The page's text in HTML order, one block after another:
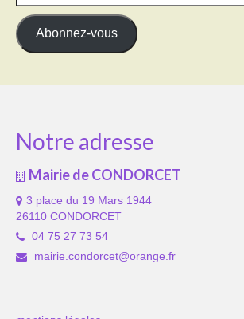
e-
mail
Abonnez-vous
Notre adresse
Mairie de CONDORCET
3 place du 19 Mars 1944
26110 CONDORCET
04 75 27 73 54
mairie.condorcet@orange.fr